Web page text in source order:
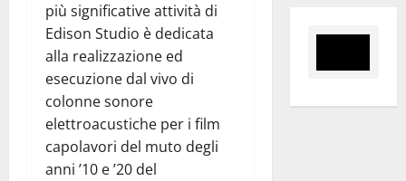
più significative attività di
Edison Studio è dedicata
alla realizzazione ed
esecuzione dal vivo di
colonne sonore
elettroacustiche per i film
capolavori del muto degli
anni ’10 e ’20 del